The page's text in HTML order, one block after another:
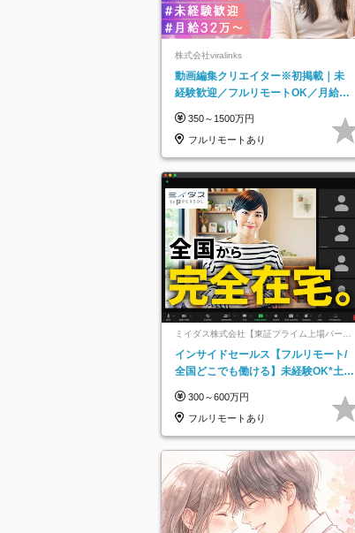
株式会社viralinks
動画編集クリエイター※初掲載｜未
経験歓迎／フルリモートOK／月給32
350～1500万円
フルリモートあり
ミイダス株式会社【東証プライム上場パーソ
インサイドセールス【フルリモート/
全国どこでも働ける】未経験OK*土日
300～600万円
フルリモートあり